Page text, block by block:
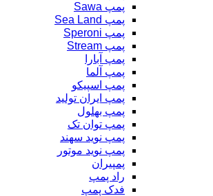
پمپ Sawa
پمپ Sea Land
پمپ Speroni
پمپ Stream
پمپ آبارا
پمپ آلما
پمپ اسپیکو
پمپ ایران تولید
پمپ بهلول
پمپ توان تک
پمپ نوید سهند
پمپ نوید موتور
پمپیران
راد پمپ
فدک پمپ